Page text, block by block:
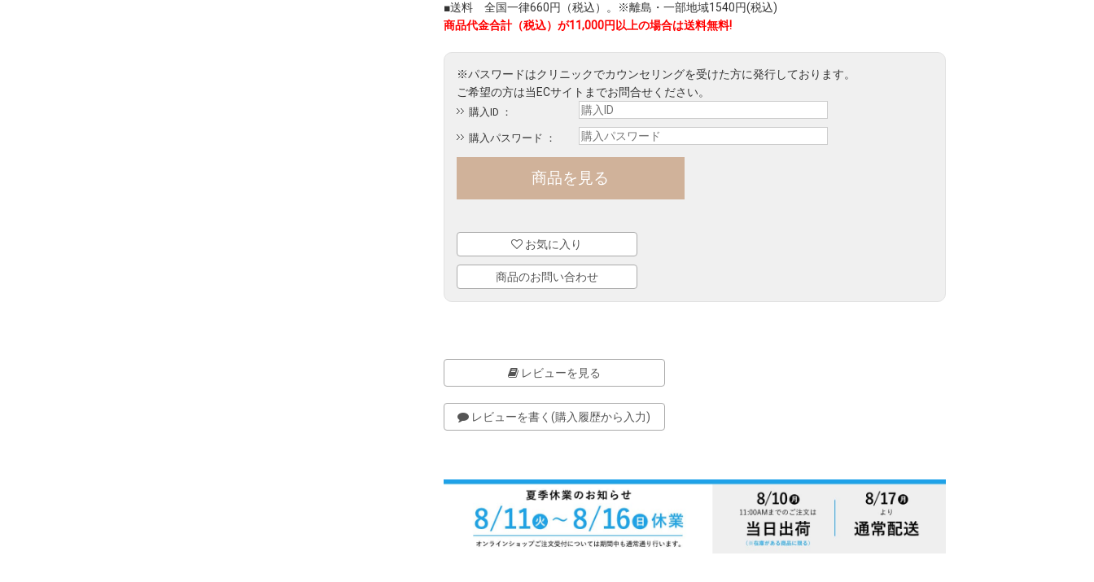
■送料 全国一律660円（税込）。※離島・一部地域1540円(税込)
商品代金合計（税込）が11,000円以上の場合は送料無料!
購入ID ：
購入パスワード ：
お気に入り
商品のお問い合わせ
レビューを見る
レビューを書く(購入履歴から入力)